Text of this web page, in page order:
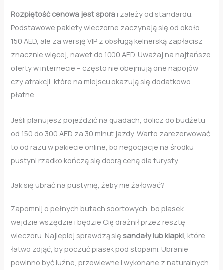
Rozpiętość cenowa jest spora i zależy od standardu.
Podstawowe pakiety wieczorne zaczynają się od około
150 AED, ale za wersję VIP z obsługą kelnerską zapłacisz
znacznie więcej, nawet do 1000 AED. Uważaj na najtańsze
oferty w internecie – często nie obejmują one napojów
czy atrakcji, które na miejscu okazują się dodatkowo
płatne.
Jeśli planujesz pojeździć na quadach, dolicz do budżetu
od 150 do 300 AED za 30 minut jazdy. Warto zarezerwować
to od razu w pakiecie online, bo negocjacje na środku
pustyni rzadko kończą się dobrą ceną dla turysty.
Jak się ubrać na pustynię, żeby nie żałować?
Zapomnij o pełnych butach sportowych, bo piasek
wejdzie wszędzie i będzie Cię drażnił przez resztę
wieczoru. Najlepiej sprawdzą sięsandały lub klapki, które
łatwo zdjąć, by poczuć piasek pod stopami. Ubranie
powinno być luźne, przewiewne i wykonane z naturalnych